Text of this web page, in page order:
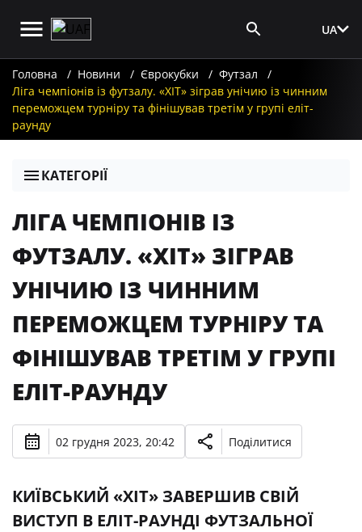
UA
Головна Новини Єврокубки
Футзал
Ліга чемпіонів із футзалу. «ХІТ» зіграв унічию із чинним
переможцем турніру та фінішував третім у групі еліт-
раунду
КАТЕГОРІЇ
ЛІГА ЧЕМПІОНІВ ІЗ
ФУТЗАЛУ. «ХІТ» ЗІГРАВ
УНІЧИЮ ІЗ ЧИННИМ
ПЕРЕМОЖЦЕМ ТУРНІРУ ТА
ФІНІШУВАВ ТРЕТІМ У ГРУПІ
ЕЛІТ-РАУНДУ
02 грудня 2023, 20:42 Поділитися
КИЇВСЬКИЙ «ХІТ» ЗАВЕРШИВ СВІЙ
ВИСТУП В ЕЛІТ-РАУНДІ ФУТЗАЛЬНОЇ